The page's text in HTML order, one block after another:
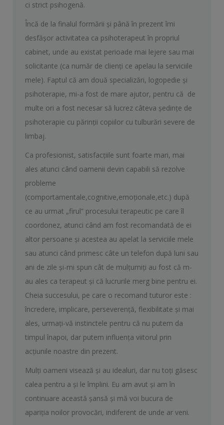
ci strict psihogenă.
Încă de la finalul formării şi până în prezent îmi
desfăşor activitatea ca psihoterapeut în propriul
cabinet, unde au existat perioade mai lejere sau mai
solicitante (ca număr de clienţi ce apelau la serviciile
mele). Faptul că am două specializări, logopedie şi
psihoterapie, mi-a fost de mare ajutor, pentru că de
multe ori a fost necesar să lucrez câteva şedinţe de
psihoterapie cu părinţii copiilor cu tulburări severe de
limbaj.
Ca profesionist, satisfacţiile sunt foarte mari, mai
ales atunci când oamenii devin capabili să rezolve
probleme
(comportamentale,cognitive,emoţionale,etc.) după
ce au urmat „firul” procesului terapeutic pe care îl
coordonez, atunci când am fost recomandată de ei
altor persoane şi acestea au apelat la serviciile mele
sau atunci când primesc câte un telefon după luni sau
ani de zile şi-mi spun cât de mulţumiţi au fost că m-
au ales ca terapeut şi că lucrurile merg bine pentru ei.
Cheia succesului, pe care o recomand tuturor este :
încredere, implicare, perseverenţă, flexibilitate şi mai
ales, urmaţi-vă instinctele pentru că nu putem da
timpul înapoi, dar putem influenţa viitorul prin
acţiunile noastre din prezent.
Mulţi oameni visează şi au idealuri, dar nu toţi găsesc
calea pentru a şi le împlini. Eu am avut şi am în
continuare această şansă şi mă voi bucura de
apariţia noilor provocări, indiferent de unde ar veni.